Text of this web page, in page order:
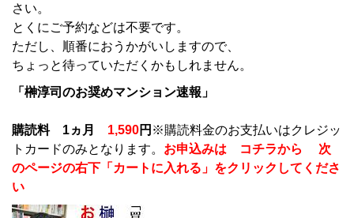
さい。
とくにご予約などは不要です。
ただし、順番におうかがいしますので、
ちょっと待っていただくかもしれません。
「榊淳司のお奨めマンション速報」
購読料 1ヵ月 1,590円 ※購読料金のお支払いはクレジッ
トカードのみとなります。 お申込みは コチラから 次
のページの右下「カートに入れる」をクリックしてくださ
い